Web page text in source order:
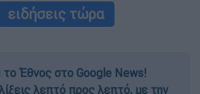
ειδήσεις τώρα
Έθνος στο Google News!
λεπτό προς λεπτό, με την